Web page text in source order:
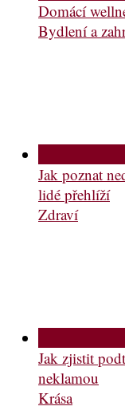
Domácí
Bydlení a
Jak poznat
lidé přehlíží
Zdraví
Jak zjistit
neklamou
Krása